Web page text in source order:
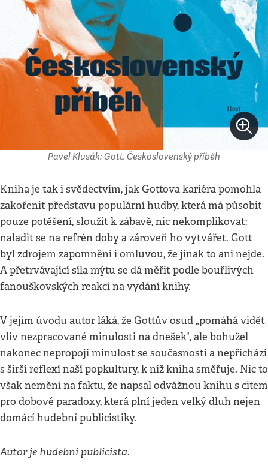
Pavel Klusák: Gott. Československý příběh
Kniha je tak i svědectvím, jak Gottova kariéra pomohla
zakořenit představu populární hudby, která má působit
pouze potěšení, sloužit k zábavě, nic nekomplikovat;
naladit se na refrén doby a zároveň ho vytvářet. Gott
byl zdrojem zapomnění i omluvou, že jinak to ani nejde.
A přetrvávající síla mýtu se dá měřit podle bouřlivých
fanouškovských reakcí na vydání knihy.
V jejím úvodu autor láká, že Gottův osud „pomáhá vidět
vliv nezpracované minulosti na dnešek“, ale bohužel
nakonec nepropojí minulost se současností a nepřichází
s širší reflexí naší popkultury, k níž kniha směřuje. Nic to
však nemění na faktu, že napsal odvážnou knihu s citem
pro dobové paradoxy, která plní jeden velký dluh nejen
domácí hudební publicistiky.
Autor je hudební publicista.